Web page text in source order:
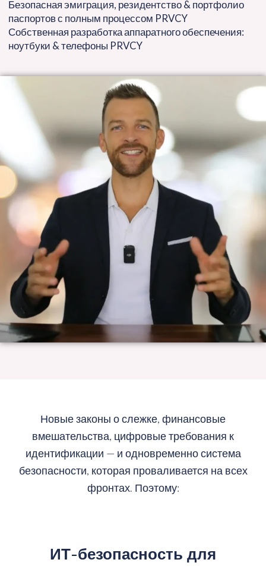
Безопасная эмиграция, резидентство & портфолио
паспортов с полным процессом PRVCY
Собственная разработка аппаратного обеспечения:
ноутбуки & телефоны PRVCY
Новые законы о слежке, финансовые
вмешательства, цифровые требования к
идентификации — и одновременно система
безопасности, которая проваливается на всех
фронтах. Поэтому:
ИТ-безопасность для